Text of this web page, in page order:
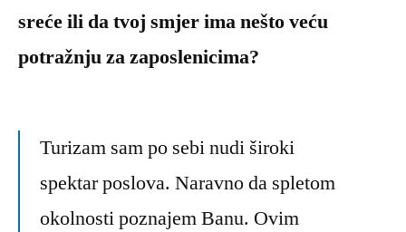
sreće ili da tvoj smjer ima nešto veću
potražnju za zaposlenicima?
Turizam sam po sebi nudi široki
spektar poslova. Naravno da spletom
okolnosti poznajem Banu. Ovim